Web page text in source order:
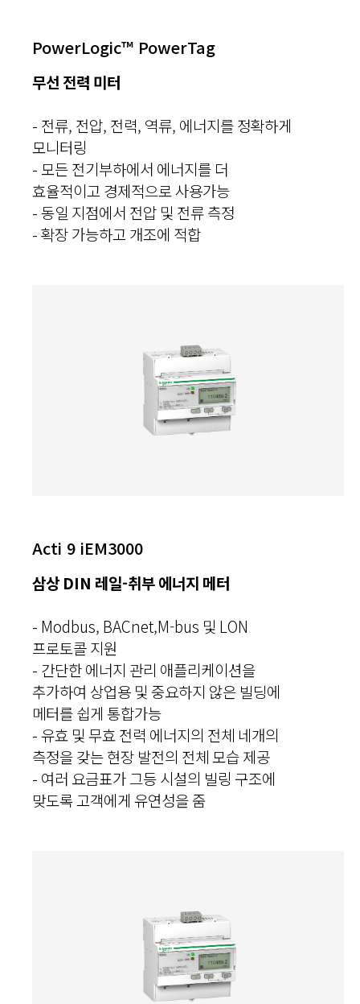
PowerLogic™ PowerTag
무선 전력 미터
- 전류, 전압, 전력, 역류, 에너지를 정확하게
모니터링
- 모든 전기부하에서 에너지를 더
효율적이고 경제적으로 사용가능
- 동일 지점에서 전압 및 전류 측정
- 확장 가능하고 개조에 적합
Acti 9 iEM3000
삼상 DIN 레일-취부 에너지 메터
- Modbus, BACnet,M-bus 및 LON
프로토콜 지원
- 간단한 에너지 관리 애플리케이션을
추가하여 상업용 및 중요하지 않은 빌딩에
메터를 쉽게 통합가능
- 유효 및 무효 전력 에너지의 전체 네개의
측정을 갖는 현장 발전의 전체 모습 제공
- 여러 요금표가 그등 시설의 빌링 구조에
맞도록 고객에게 유연성을 줌